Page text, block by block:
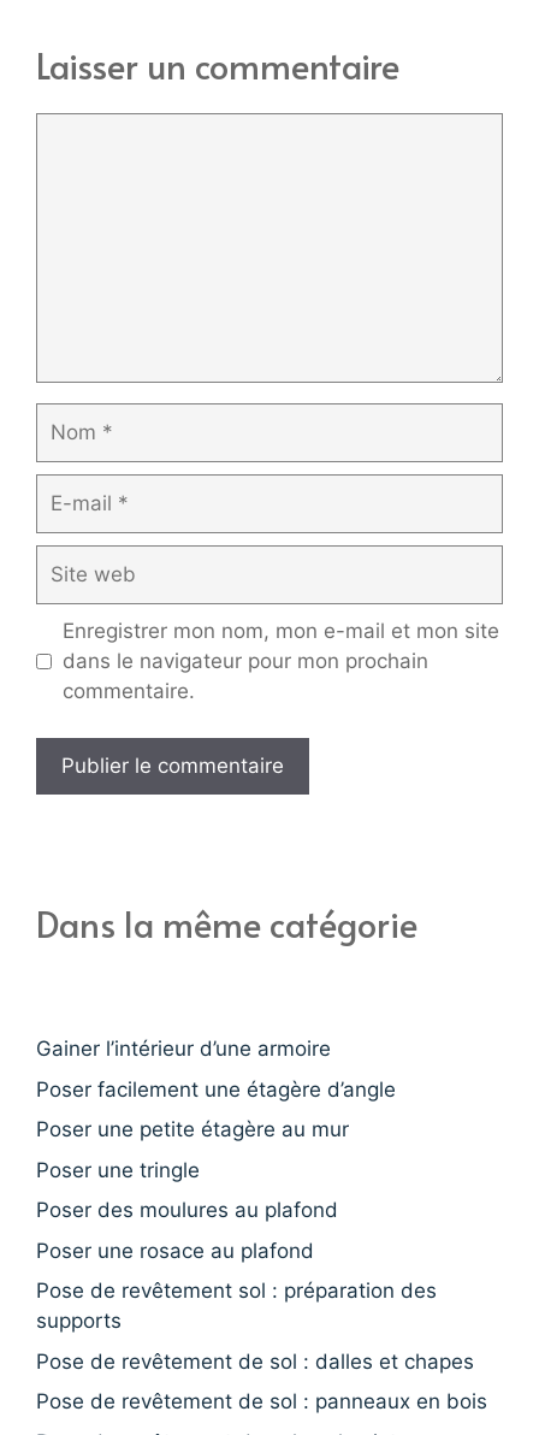
Laisser un commentaire
mail
web
Enregistrer mon nom, mon e-mail et mon site
dans le navigateur pour mon prochain
commentaire.
Dans la même catégorie
Gainer l’intérieur d’une armoire
Poser facilement une étagère d’angle
Poser une petite étagère au mur
Poser une tringle
Poser des moulures au plafond
Poser une rosace au plafond
Pose de revêtement sol : préparation des
supports
Pose de revêtement de sol : dalles et chapes
Pose de revêtement de sol : panneaux en bois